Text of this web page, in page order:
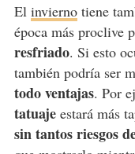
El inviernotiene
época más proclive
resfriado. Si esto
también podría ser
todo ventajas. Por
tatuajeestará más
sin tantos riesgos